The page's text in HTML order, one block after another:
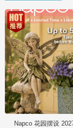
Napco 花园摆设